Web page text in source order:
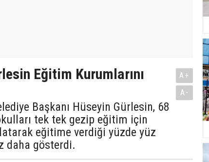
Eğitim Kurumlarını
Başkanı Hüseyin Gürlesin, 68
tek tek gezip eğitim için
eğitime verdiği yüzde yüz
daha gösterdi.
A+
A-